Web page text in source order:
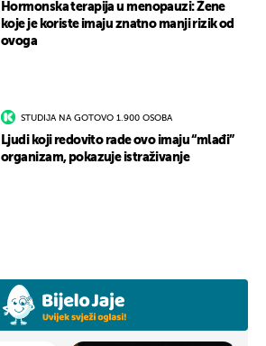
Hormonska terapija u menopauzi: Žene
koje je koriste imaju znatno manji rizik od
ovoga
STUDIJA NA GOTOVO 1.900 OSOBA
Ljudi koji redovito rade ovo imaju “mlađi”
organizam, pokazuje istraživanje